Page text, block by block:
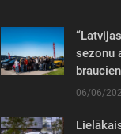
sezonu
06/06/